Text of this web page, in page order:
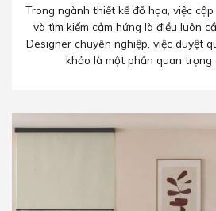
Trong ngành thiết kế đồ họa, việc
và tìm kiếm cảm hứng là điều luôn
Designer chuyên nghiệp, việc duyệt
khảo là một phần quan trọng